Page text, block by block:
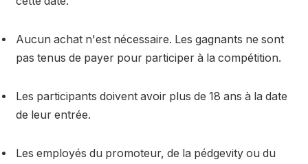
Aucun achat n'est nécessaire. Les gagnants ne sont
pas tenus de payer pour participer à la compétition.
Les participants doivent avoir plus de 18 ans à la date
de leur entrée.
Les employés du promoteur, de la pédgevity ou du